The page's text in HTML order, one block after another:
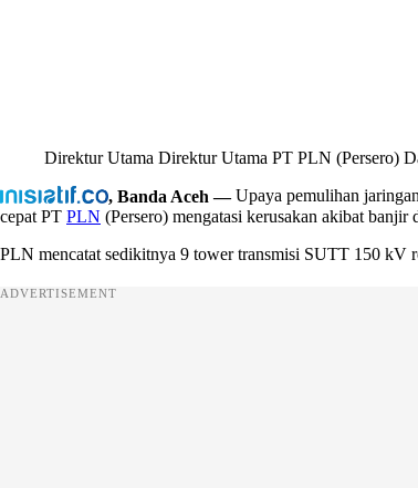
Direktur Utama Direktur Utama PT PLN (Persero)
, Banda Aceh —Upaya pemulihan
cepat PT PLN (Persero) mengatasi kerusakan akibat banjir
PLN mencatat sedikitnya 9 tower transmisi SUTT 150 kV
ADVERTISEMENT